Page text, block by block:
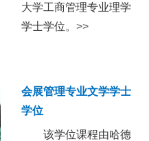
大学工商管理专业理学
学士学位。 >>
会展管理专业文学学士
学位
该学位课程由哈德